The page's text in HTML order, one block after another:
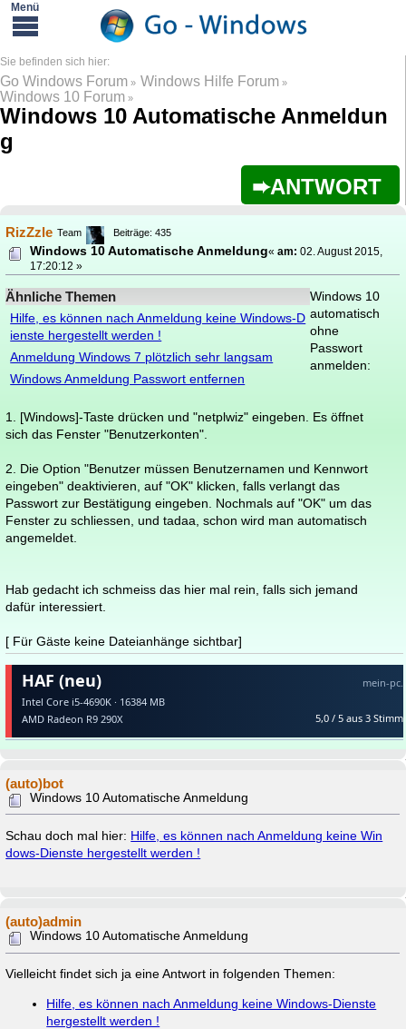
Go Windows Forum » Windows Hilfe Forum »
Windows 10 Forum »
Windows 10 Automatische Anmeldun
g
ANTWORT
RizZzle Team Beiträge: 435
Windows 10 Automatische Anmeldung«am: 02. August 2015,
17:20:12 »
Ähnliche Themen
Hilfe, es können nach Anmeldung keine Windows-D
ienste hergestellt werden !
Anmeldung Windows 7 plötzlich sehr langsam
Windows Anmeldung Passwort entfernen
Windows 10
automatisch
ohne
Passwort
anmelden:
1. [Windows]-Taste drücken und "netplwiz" eingeben. Es öffnet
sich das Fenster "Benutzerkonten".
2. Die Option "Benutzer müssen Benutzernamen und Kennwort
eingeben" deaktivieren, auf "OK" klicken, falls verlangt das
Passwort zur Bestätigung eingeben. Nochmals auf "OK" um das
Fenster zu schliessen, und tadaa, schon wird man automatisch
angemeldet.
Hab gedacht ich schmeiss das hier mal rein, falls sich jemand
dafür interessiert.
[ Für Gäste keine Dateianhänge sichtbar]
(auto)bot
Windows 10 Automatische Anmeldung
Schau doch mal hier: Hilfe, es können nach Anmeldung keine Win
dows-Dienste hergestellt werden !
(auto)admin
Windows 10 Automatische Anmeldung
Vielleicht findet sich ja eine Antwort in folgenden Themen:
Hilfe, es können nach Anmeldung keine Windows-Dienste
hergestellt werden !